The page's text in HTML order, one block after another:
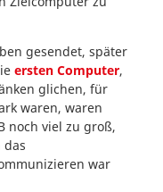
gesendet, später
ersten Computer,
glichen, für
waren, waren
noch viel zu groß,
das
war